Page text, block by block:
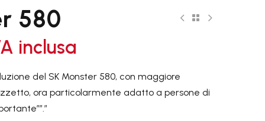
 MANICI
580
inclusa
del SK Monster 580, con maggiore
ora particolarmente adatto a persone di